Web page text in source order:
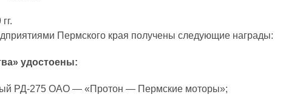
Пермского края получены следующие награды:
удостоены:
РД-275 ОАО — «Протон — Пермские моторы»;